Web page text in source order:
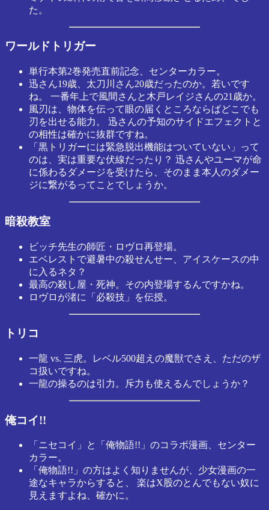
た。
ワールドトリガー
単行本第2巻発売直前記念、センターカラー。
迅さん19歳、太刀川さん20歳だったのか。若いです
ね。 一番年上で風間さんと木戸レイジさんの21歳か。
風刃は、物体を伝って眼の届くところならばどこでも
刃を出せる能力。 迅さんの予知のサイドエフェクトと
の相性は確かに抜群ですね。
「黒トリガーには緊急脱出機能はついていない」って
のは、実は重要な伏線だったり？ 迅さんやユーマが命
に係わるダメージを受けたら、そのまま本人のダメー
ジに繋がるってことでしょうか。
暗殺教室
ビッチ先生の師匠・ロヴロ再登場。
エベレストで避暑中の殺せんせー、アイスケースの中
に入るネタ？
最高の殺し屋・死神。その内登場するんですかね。
ロヴロが渚に「必殺技」を伝授。
トリコ
一龍 vs. 三虎。レベル500超えの魔獣でさえ、ただのザ
コ扱いですね。
一龍の操るのは引力。斥力も使えるんでしょうか？
俺コイ!!
「ニセコイ」と「俺物語!!」のコラボ漫画、センター
カラー。
「俺物語!!」の方はよく知りませんが、少女漫画の一
途なキャラからすると、 楽はX股のとんでもない奴に
見えますよね、確かに。